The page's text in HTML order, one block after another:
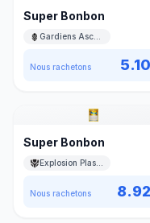
Super Bonbon
Nous rachetons 5.10
Super Bonbon
Nous rachetons 8.92